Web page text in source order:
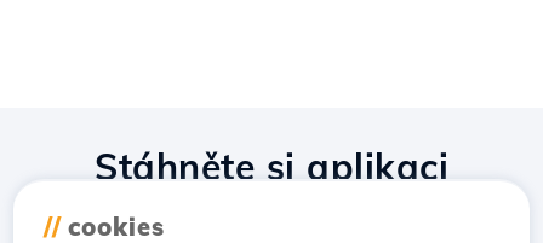
// cookies
Stáhněte si aplikaci